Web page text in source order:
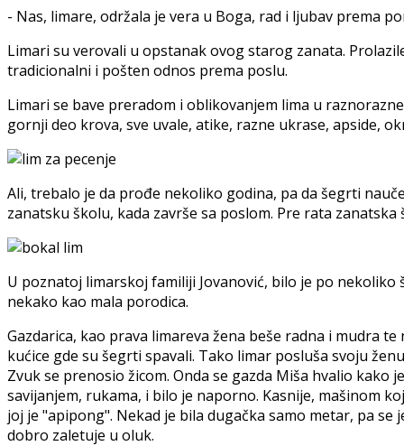
- Nas, limare, održala je vera u Boga, rad i ljubav prema
Limari su verovali u opstanak ovog starog zanata.
tradicionalni i pošten odnos prema poslu.
Limari se bave preradom i oblikovanjem lima u
gornji deo krova, sve uvale, atike, razne ukrase, apside,
Ali, trebalo je da prođe nekoliko godina, pa da šegrti
zanatsku školu, kada završe sa poslom. Pre rata
U poznatoj limarskoj familiji Jovanović, bilo je po nekoliko
nekako kao mala porodica.
Gazdarica, kao prava limareva žena beše radna i mudra
kućice gde su šegrti spavali. Tako limar posluša svoju
Zvuk se prenosio žicom. Onda se gazda Miša hvalio
savijanjem, rukama, i bilo je naporno. Kasnije, mašinom
joj je "apipong". Nekad je bila dugačka samo metar, pa
dobro zaletuje u oluk.